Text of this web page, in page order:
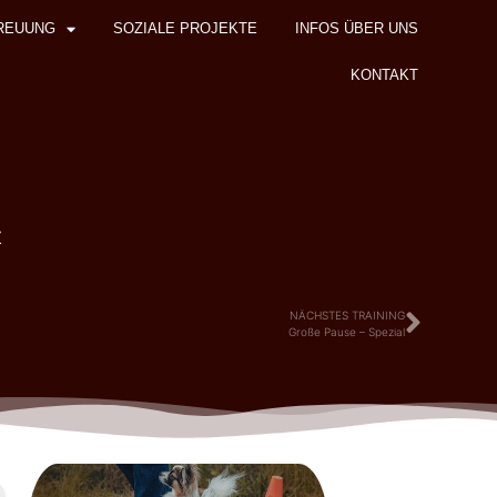
SOZIALE PROJEKTE INFOS ÜBER UNS
KONTAKT
NÄCHSTES TRAINING
Große Pause – Spezial